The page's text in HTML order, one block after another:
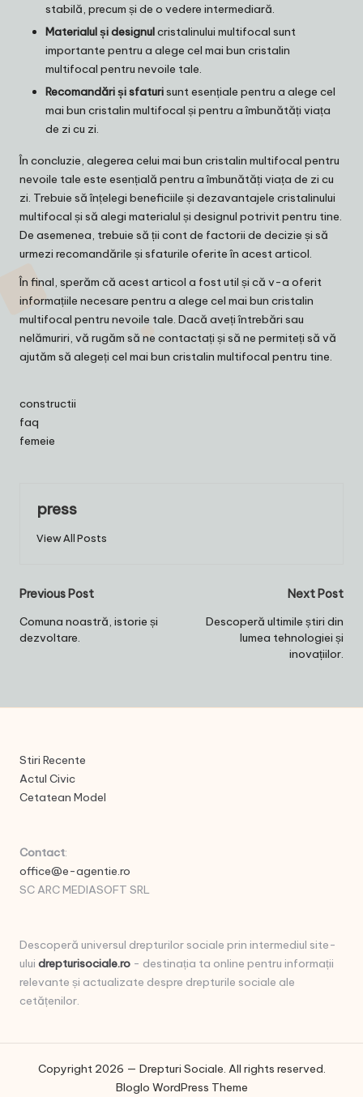
stabilă, precum și de o vedere intermediară.
Materialul și designulcristalinului multifocal sunt
importante pentru a alege cel mai bun cristalin
multifocal pentru nevoile tale.
Recomandări și sfaturisunt esențiale pentru a alege cel
mai bun cristalin multifocal și pentru a îmbunătăți viața
de zi cu zi.
În concluzie, alegerea celui mai bun cristalin multifocal pentru
nevoile tale este esențială pentru a îmbunătăți viața de zi cu
zi. Trebuie să înțelegi beneficiile și dezavantajele cristalinului
multifocal și să alegi materialul și designul potrivit pentru tine.
De asemenea, trebuie să ții cont de factorii de decizie și să
urmezi recomandările și sfaturile oferite în acest articol.
În final, sperăm că acest articol a fost util și că v-a oferit
informațiile necesare pentru a alege cel mai bun cristalin
multifocal pentru nevoile tale. Dacă aveți întrebări sau
nelămuriri, vă rugăm să ne contactați și să ne permiteți să vă
ajutăm să alegeți cel mai bun cristalin multifocal pentru tine.
constructii
faq
femeie
press
View All Posts
Post
navigation
Previous Post
Comuna noastră, istorie și
dezvoltare.
Next Post
Descoperă ultimile știri din
lumea tehnologiei și
inovațiilor.
Stiri Recente
Actul Civic
Cetatean Model
Contact:
office@e-agentie.ro
SC ARC MEDIASOFT SRL
Descoperă universul drepturilor sociale prin intermediul site-
ului drepturisociale.ro - destinația ta online pentru informații
relevante și actualizate despre drepturile sociale ale
cetățenilor.
Copyright 2026 — Drepturi Sociale. All rights reserved.
Bloglo WordPress Theme